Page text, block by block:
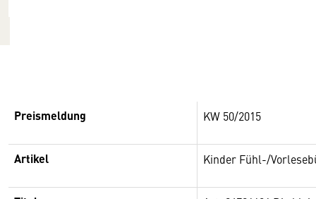
Preismeldung KW 50/2015
Artikel Kinder Fühl-/